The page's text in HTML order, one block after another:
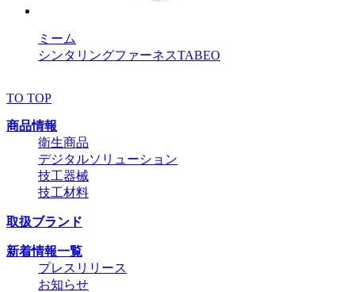
ミーム
シンタリングファーネスTABEO
TO TOP
商品情報
衛生商品
デジタルソリューション
技工器械
技工材料
取扱ブランド
新着情報一覧
プレスリリース
お知らせ